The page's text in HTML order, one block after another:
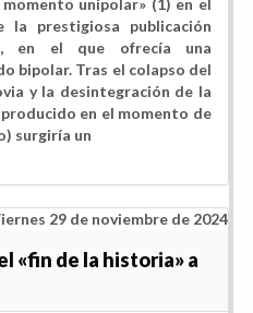
unipolar» (1) en el
la prestigiosa publicación
, en el que ofrecía una
bipolar. Tras el colapso del
y la desintegración de la
producido en el momento de
surgiría un
29 de noviembre de 2024
«fin de la historia» a